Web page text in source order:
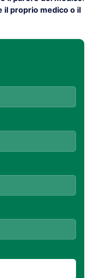
il proprio medico o il